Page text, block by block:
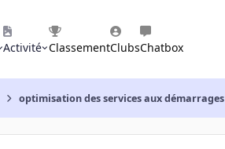
Activité ClassementClubsChatbox
optimisation des services aux démarrages